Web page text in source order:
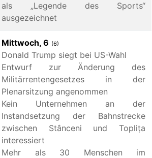
als „Legende des Sports“
ausgezeichnet
Mittwoch, 6 (6)
Donald Trump siegt bei US-Wahl
Entwurf zur Änderung des
Militärrentengesetzes in der
Plenarsitzung angenommen
Kein Unternehmen an der
Instandsetzung der Bahnstrecke
zwischen Stânceni und Toplița
interessiert
Mehr als 30 Menschen im